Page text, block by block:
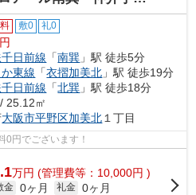
敷0 礼0
日前線 「南巽 」駅 徒歩5分
東線 「衣摺加美北 」駅 徒歩19分
日前線 「北巽 」駅 徒歩18分
25.12㎡
大阪市平野区加美北 １丁目
0円でございます！
万円 (管理費等：10,000円 )
金 0ヶ月 礼金 0ヶ月